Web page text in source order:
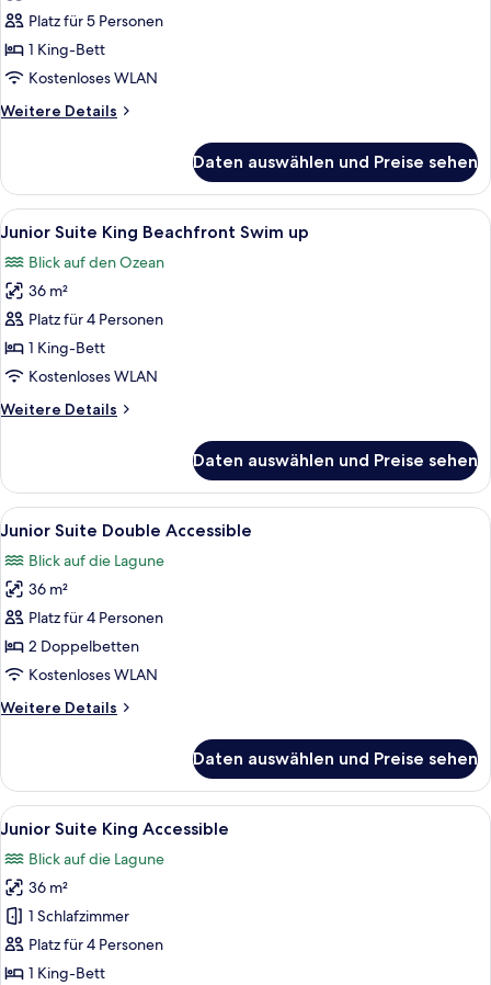
Suite
1
King
anzeigen
Platz für 5 Personen
1 King-Bett
Kostenloses WLAN
Weitere Details
Weitere
Suite
King
Daten auswählen und Preise sehen
Alle
Fotos
für
Junior
Suite
King
Beachfront
up
Ein Paar im Swimmingpool mit Blick
4
Junior Suite King Beachfront Swim up
Blick auf den Ozean
36 m²
Platz für 4 Personen
1 King-Bett
Kostenloses WLAN
Weitere Details
Weitere
Suite
King
Beachfront
up
Daten auswählen und Preise sehen
Alle
Fotos
für
Junior
Suite
Double
Accessible
Ein Hotelzimmer mit zwei Betten,
1
Junior Suite Double Accessible
Blick auf die Lagune
36 m²
Platz für 4 Personen
2 Doppelbetten
Kostenloses WLAN
Weitere Details
Weitere
Suite
Double
Accessible
Daten auswählen und Preise sehen
Alle
Fotos
für
Junior
Suite
King
Accessible
Ein modernes Hotelzimmer mit
1
Junior Suite King Accessible
Blick auf die Lagune
36 m²
1 Schlafzimmer
Platz für 4 Personen
1 King-Bett